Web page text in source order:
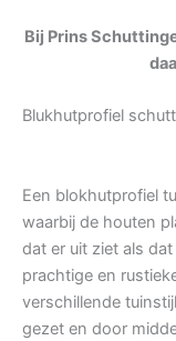
Bij Prins
Blukhutprofiel
Een blokhutprofiel
waarbij de houten
dat er uit ziet als
prachtige en
verschillende
gezet en door